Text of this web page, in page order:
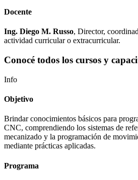
Docente
Ing. Diego M. Russo, Director,
actividad curricular o extracurricular.
Conocé todos los cursos y
Info
Objetivo
Brindar conocimientos básicos para
CNC, comprendiendo los sistemas de
mecanizado y la programación de
mediante prácticas aplicadas.
Programa